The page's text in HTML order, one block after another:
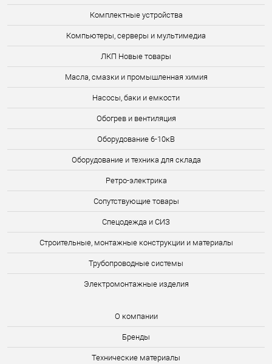
Комплектные устройства
Компьютеры, серверы и мультимедиа
ЛКП Новые товары
Масла, смазки и промышленная химия
Насосы, баки и емкости
Обогрев и вентиляция
Оборудование 6-10кВ
Оборудование и техника для склада
Ретро-электрика
Сопутствующие товары
Спецодежда и СИЗ
Строительные, монтажные конструкции и материалы
Трубопроводные системы
Электромонтажные изделия
О компании
Бренды
Технические материалы